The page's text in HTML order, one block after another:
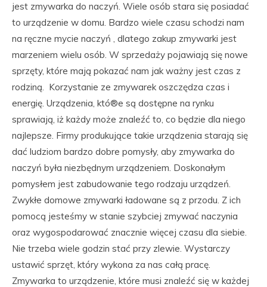
jest zmywarka do naczyń. Wiele osób stara się posiadać
to urządzenie w domu. Bardzo wiele czasu schodzi nam
na ręczne mycie naczyń , dlatego zakup zmywarki jest
marzeniem wielu osób. W sprzedaży pojawiają się nowe
sprzęty, które mają pokazać nam jak ważny jest czas z
rodziną. Korzystanie ze zmywarek oszczędza czas i
energię. Urządzenia, któ®e są dostępne na rynku
sprawiają, iż każdy może znaleźć to, co będzie dla niego
najlepsze. Firmy produkujące takie urządzenia starają się
dać ludziom bardzo dobre pomysły, aby zmywarka do
naczyń była niezbędnym urządzeniem. Doskonałym
pomysłem jest zabudowanie tego rodzaju urządzeń.
Zwykłe domowe zmywarki ładowane są z przodu. Z ich
pomocą jesteśmy w stanie szybciej zmywać naczynia
oraz wygospodarować znacznie więcej czasu dla siebie.
Nie trzeba wiele godzin stać przy zlewie. Wystarczy
ustawić sprzęt, który wykona za nas całą pracę.
Zmywarka to urządzenie, które musi znaleźć się w każdej